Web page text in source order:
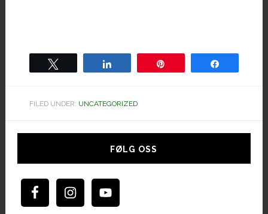
FILED UNDER: UNCATEGORIZED
Hoved
FØLG OSS